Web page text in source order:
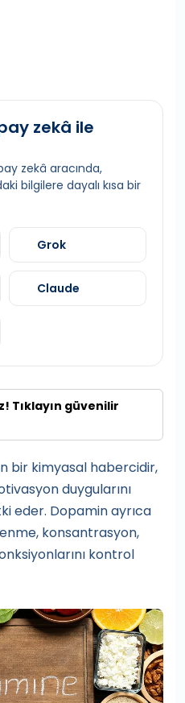
zekâ ile
zekâ aracında,
bilgilere dayalı kısa bir
Grok
Claude
Tıklayın güvenilir
bir kimyasal habercidir,
duygularını
eder. Dopamin ayrıca
konsantrasyon,
kontrol